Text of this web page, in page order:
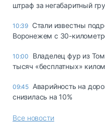
штраф за негабаритный
10:39 Стали известны
Воронежем с 30-
10:00
Владелец фур из
тысяч «бесплатных»
09:45 Аварийность на
снизилась на 10%
Все новости